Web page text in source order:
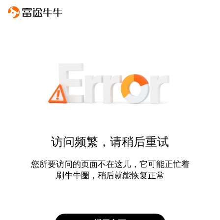
访问频繁，请稍后重试
您所要访问的页面不在这儿，它可能正忙着
刷牛牛圈，稍后就能恢复正常